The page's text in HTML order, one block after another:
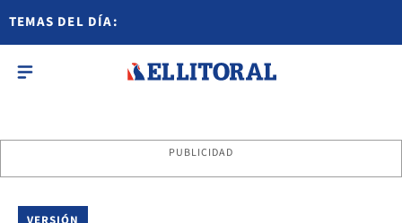
TEMAS DEL DÍA:
PUBLICIDAD